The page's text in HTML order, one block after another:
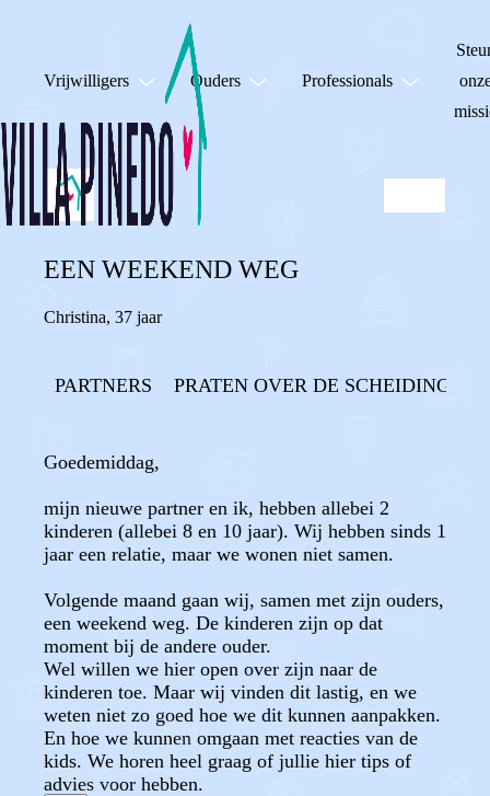
Vrijwilligers Ouders Professionals
EEN WEEKEND WEG
Christina, 37 jaar
PARTNERS PRATEN OVER DE SCHEIDING
Goedemiddag,
mijn nieuwe partner en ik, hebben allebei 2
kinderen (allebei 8 en 10 jaar). Wij hebben sinds 1
jaar een relatie, maar we wonen niet samen.
Volgende maand gaan wij, samen met zijn ouders,
een weekend weg. De kinderen zijn op dat
moment bij de andere ouder.
Wel willen we hier open over zijn naar de
kinderen toe. Maar wij vinden dit lastig, en we
weten niet zo goed hoe we dit kunnen aanpakken.
En hoe we kunnen omgaan met reacties van de
kids. We horen heel graag of jullie hier tips of
advies voor hebben.